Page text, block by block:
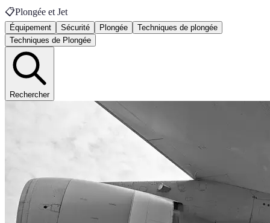
📋Plongée et Jet
Équipement Sécurité Plongée
Techniques de plongée
Techniques de Plongée
Rechercher